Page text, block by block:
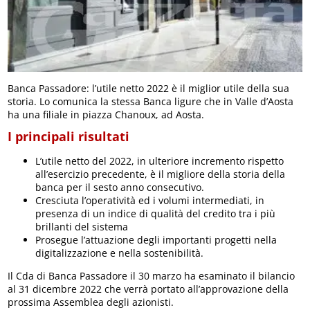
Banca Passadore: l’utile netto 2022 è il miglior utile della sua
storia. Lo comunica la stessa Banca ligure che in Valle d’Aosta
ha una filiale in piazza Chanoux, ad Aosta.
I principali risultati
L’utile netto del 2022, in ulteriore incremento rispetto
all’esercizio precedente, è il migliore della storia della
banca per il sesto anno consecutivo.
Cresciuta l’operatività ed i volumi intermediati, in
presenza di un indice di qualità del credito tra i più
brillanti del sistema
Prosegue l’attuazione degli importanti progetti nella
digitalizzazione e nella sostenibilità.
Il Cda di Banca Passadore il 30 marzo ha esaminato il bilancio
al 31 dicembre 2022 che verrà portato all’approvazione della
prossima Assemblea degli azionisti.